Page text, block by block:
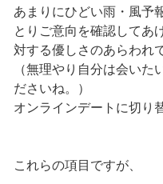
あまりにひどい雨・風予
とりご意向を確認してあ
対する優しさのあらわれ
（無理やり自分は会いた
ださいね。）
オンラインデートに切り
これらの項目ですが、